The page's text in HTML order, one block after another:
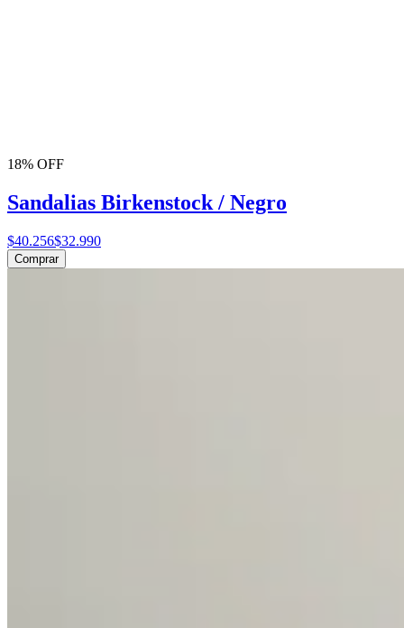
18% OFF
Sandalias Birkenstock / Negro
$40.256$32.990
Comprar